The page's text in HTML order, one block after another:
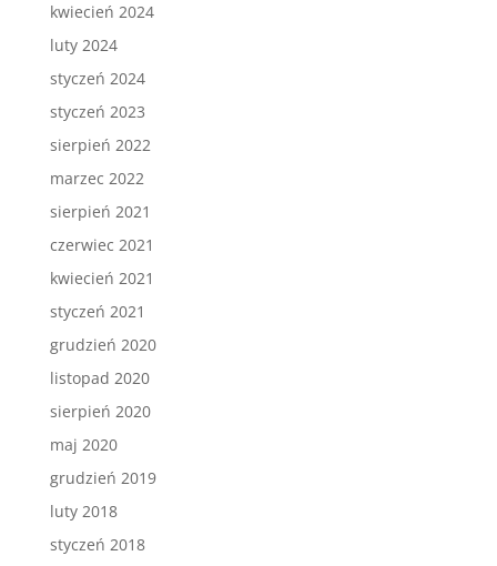
kwiecień 2024
luty 2024
styczeń 2024
styczeń 2023
sierpień 2022
marzec 2022
sierpień 2021
czerwiec 2021
kwiecień 2021
styczeń 2021
grudzień 2020
listopad 2020
sierpień 2020
maj 2020
grudzień 2019
luty 2018
styczeń 2018